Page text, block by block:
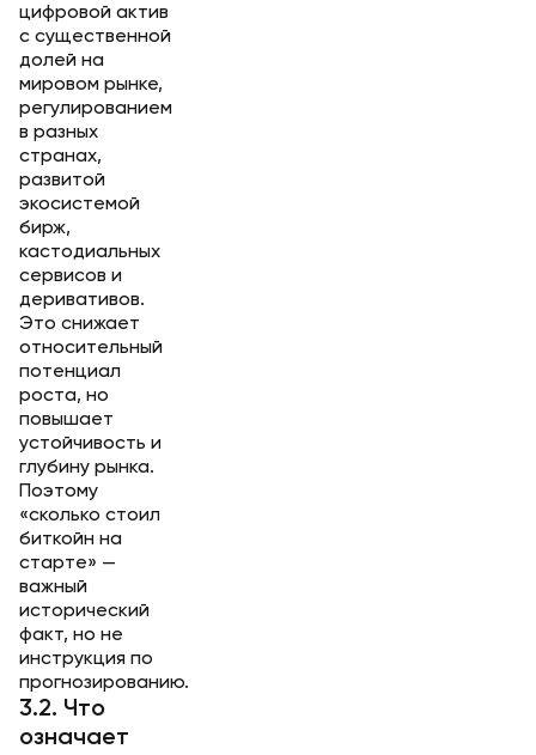
цифровой актив
с существенной
долей на
мировом рынке,
регулированием
в разных
странах,
развитой
экосистемой
бирж,
кастодиальных
сервисов и
деривативов.
Это снижает
относительный
потенциал
роста, но
повышает
устойчивость и
глубину рынка.
Поэтому
«сколько стоил
биткойн на
старте» —
важный
исторический
факт, но не
инструкция по
прогнозированию.
3.2. Что
означает